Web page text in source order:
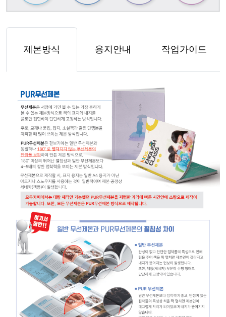
제본방식 용지안내 작업가이드